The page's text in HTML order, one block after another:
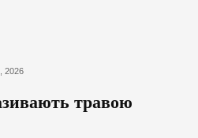
2026
травою